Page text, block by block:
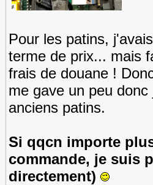
Pour les patins,
terme de prix... mais
frais de douane !
me gave un peu
anciens patins.
Si qqcn importe
commande, je suis
directement)